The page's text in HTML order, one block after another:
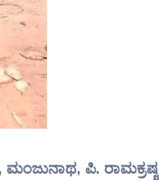
ಪಿ. ರಾಮಕ್ರಷ್ಣ